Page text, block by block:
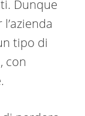
Dunque
tipo di
con